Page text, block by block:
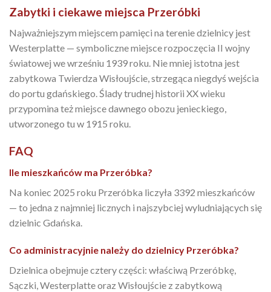
Zabytki i ciekawe miejsca Przeróbki
Najważniejszym miejscem pamięci na terenie dzielnicy jest
Westerplatte — symboliczne miejsce rozpoczęcia II wojny
światowej we wrześniu 1939 roku. Nie mniej istotna jest
zabytkowa Twierdza Wisłoujście, strzegąca niegdyś wejścia
do portu gdańskiego. Ślady trudnej historii XX wieku
przypomina też miejsce dawnego obozu jenieckiego,
utworzonego tu w 1915 roku.
FAQ
Ile mieszkańców ma Przeróbka?
Na koniec 2025 roku Przeróbka liczyła 3392 mieszkańców
— to jedna z najmniej licznych i najszybciej wyludniających się
dzielnic Gdańska.
Co administracyjnie należy do dzielnicy Przeróbka?
Dzielnica obejmuje cztery części: właściwą Przeróbkę,
Sączki, Westerplatte oraz Wisłoujście z zabytkową